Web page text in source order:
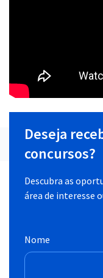
Deseja
concursos?
Descubra as
área de interesse
Nome